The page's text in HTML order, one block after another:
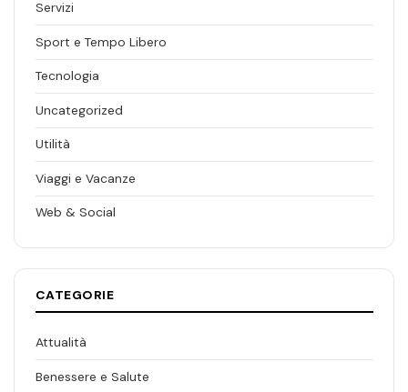
Servizi
Sport e Tempo Libero
Tecnologia
Uncategorized
Utilità
Viaggi e Vacanze
Web & Social
CATEGORIE
Attualità
Benessere e Salute